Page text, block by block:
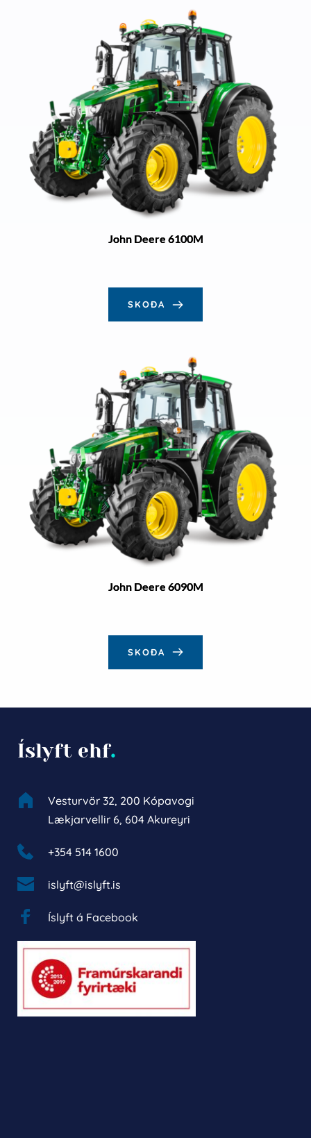
John Deere 6100M
SKOÐA
John Deere 6090M
SKOÐA
Íslyft ehf.
Vesturvör 32, 200 Kópavogi
Lækjarvellir 6, 604 Akureyri
+354 514 1600
islyft@islyft.is
Íslyft á Facebook